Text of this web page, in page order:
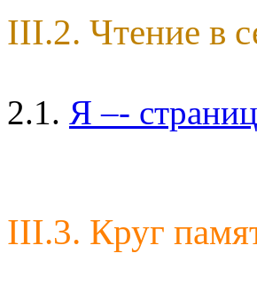
III.2. Чтение в
2.1. Я –-
III.3. Круг